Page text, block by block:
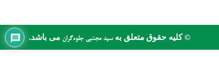
© کلیه حقوق متعلق بهسید مجتبی جلوه‌گرانمی باشد.